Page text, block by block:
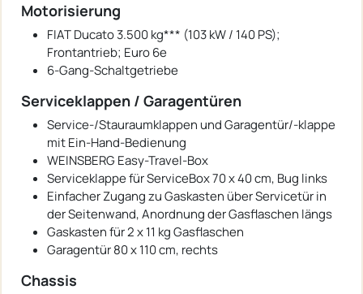
Motorisierung
FIAT Ducato 3.500 kg*** (103 kW / 140 PS);
Frontantrieb; Euro 6e
6-Gang-Schaltgetriebe
Serviceklappen / Garagentüren
Service-/Stauraumklappen und Garagentür/-klappe
mit Ein-Hand-Bedienung
WEINSBERG Easy-Travel-Box
Serviceklappe für ServiceBox 70 x 40 cm, Bug links
Einfacher Zugang zu Gaskasten über Servicetür in
der Seitenwand, Anordnung der Gasflaschen längs
Gaskasten für 2 x 11 kg Gasflaschen
Garagentür 80 x 110 cm, rechts
Chassis